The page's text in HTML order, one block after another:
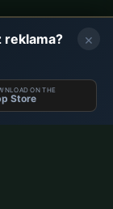
×
reklama?
ON THE
Store